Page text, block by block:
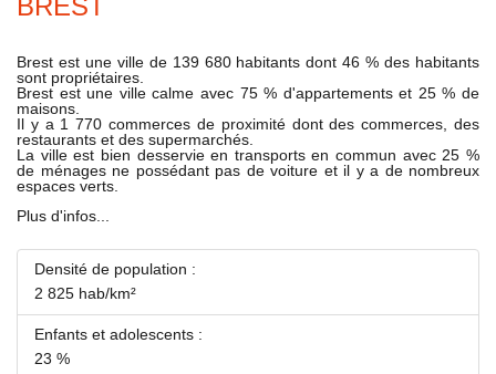
Brest est une ville de 139 680 habitants dont 46 % des habitants
sont propriétaires.
Brest est une ville calme avec 75 % d'appartements et 25 % de
maisons.
Il y a 1 770 commerces de proximité dont des commerces, des
restaurants et des supermarchés.
La ville est bien desservie en transports en commun avec 25 %
de ménages ne possédant pas de voiture et il y a de nombreux
espaces verts.
Plus d'infos...
Densité de population :
2 825 hab/km²
Enfants et adolescents :
23 %